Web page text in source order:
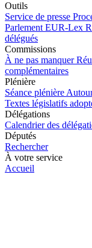
Outils
Service de presse
Parlement EUR-Lex
délégués
Commissions
À ne pas manquer
complémentaires
Plénière
Séance plénière
Textes législatifs
Délégations
Calendrier des
Députés
Rechercher
À votre service
Accueil